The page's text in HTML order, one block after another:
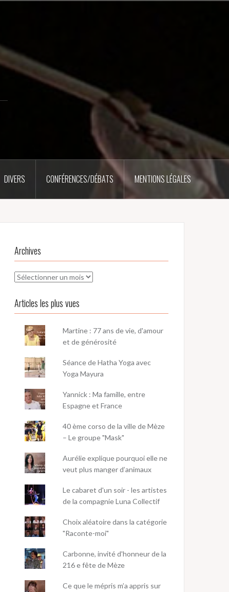
DIVERS CONFÉRENCES/DÉBATS MENTIONS LÉGALES
Archives
Archives
Articles les plus vues
Martine : 77 ans de vie, d'amour
et de générosité
Séance de Hatha Yoga avec
Yoga Mayura
Yannick : Ma famille, entre
Espagne et France
40 ème corso de la ville de Mèze
– Le groupe "Mask"
Aurélie explique pourquoi elle ne
veut plus manger d’animaux
Le cabaret d'un soir - les artistes
de la compagnie Luna Collectif
Choix aléatoire dans la catégorie
"Raconte-moi"
Carbonne, invité d'honneur de la
216 e fête de Mèze
Ce que le mépris m’a appris sur